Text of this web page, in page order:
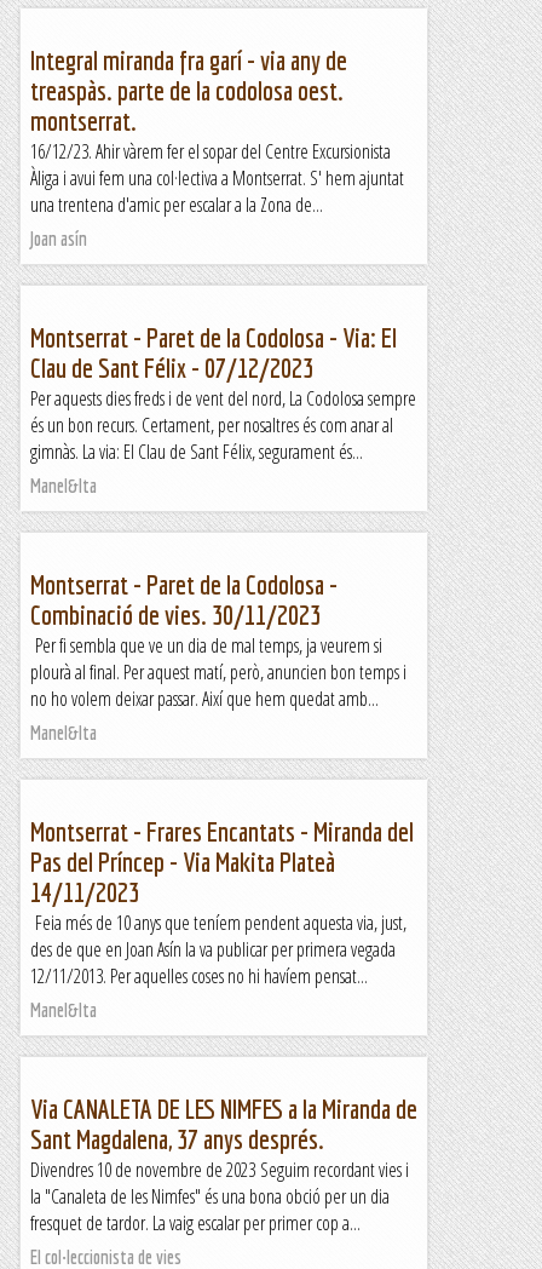
Integral miranda fra garí - via any de
treaspàs. parte de la codolosa oest.
montserrat.
16/12/23. Ahir vàrem fer el sopar del Centre Excursionista
Àliga i avui fem una col·lectiva a Montserrat. S' hem ajuntat
una trentena d'amic per escalar a la Zona de...
Joan asín
Montserrat - Paret de la Codolosa - Via: El
Clau de Sant Félix - 07/12/2023
Per aquests dies freds i de vent del nord, La Codolosa sempre
és un bon recurs. Certament, per nosaltres és com anar al
gimnàs. La via: El Clau de Sant Félix, segurament és...
Manel&Ita
Montserrat - Paret de la Codolosa -
Combinació de vies. 30/11/2023
Per fi sembla que ve un dia de mal temps, ja veurem si
plourà al final. Per aquest matí, però, anuncien bon temps i
no ho volem deixar passar. Així que hem quedat amb...
Manel&Ita
Montserrat - Frares Encantats - Miranda del
Pas del Príncep - Via Makita Plateà
14/11/2023
Feia més de 10 anys que teníem pendent aquesta via, just,
des de que en Joan Asín la va publicar per primera vegada
12/11/2013. Per aquelles coses no hi havíem pensat...
Manel&Ita
Via CANALETA DE LES NIMFES a la Miranda de
Sant Magdalena, 37 anys després.
Divendres 10 de novembre de 2023 Seguim recordant vies i
la "Canaleta de les Nimfes" és una bona obció per un dia
fresquet de tardor. La vaig escalar per primer cop a...
El col·leccionista de vies